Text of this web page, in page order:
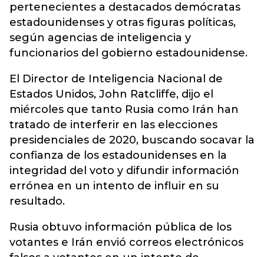
pertenecientes a destacados demócratas
estadounidenses y otras figuras políticas,
según agencias de inteligencia y
funcionarios del gobierno estadounidense.
El Director de Inteligencia Nacional de
Estados Unidos, John Ratcliffe, dijo el
miércoles que tanto Rusia como Irán han
tratado de interferir en las elecciones
presidenciales de 2020, buscando socavar la
confianza de los estadounidenses en la
integridad del voto y difundir información
errónea en un intento de influir en su
resultado.
Rusia obtuvo información pública de los
votantes e Irán envió correos electrónicos